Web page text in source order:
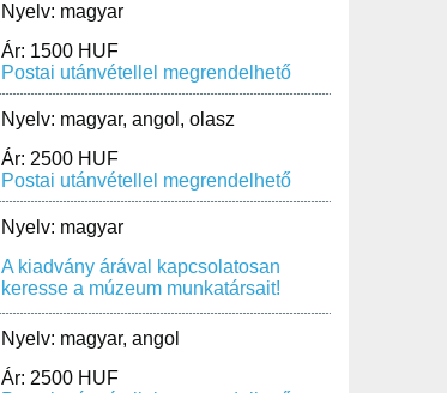
Nyelv: magyar
Ár: 1500 HUF
Postai utánvétellel megrendelhető
Nyelv: magyar, angol, olasz
Ár: 2500 HUF
Postai utánvétellel megrendelhető
Nyelv: magyar
A kiadvány árával kapcsolatosan
keresse a múzeum munkatársait!
Nyelv: magyar, angol
Ár: 2500 HUF